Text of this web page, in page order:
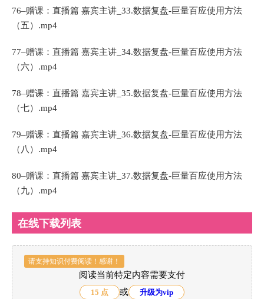
76–赠课：直播篇 嘉宾主讲_33.数据复盘-巨量百应使用方法
（五）.mp4
77–赠课：直播篇 嘉宾主讲_34.数据复盘-巨量百应使用方法
（六）.mp4
78–赠课：直播篇 嘉宾主讲_35.数据复盘-巨量百应使用方法
（七）.mp4
79–赠课：直播篇 嘉宾主讲_36.数据复盘-巨量百应使用方法
（八）.mp4
80–赠课：直播篇 嘉宾主讲_37.数据复盘-巨量百应使用方法
（九）.mp4
在线下载列表
请支持知识付费阅读！感谢！
阅读当前特定内容需要支付
15 点 或 升级为vip